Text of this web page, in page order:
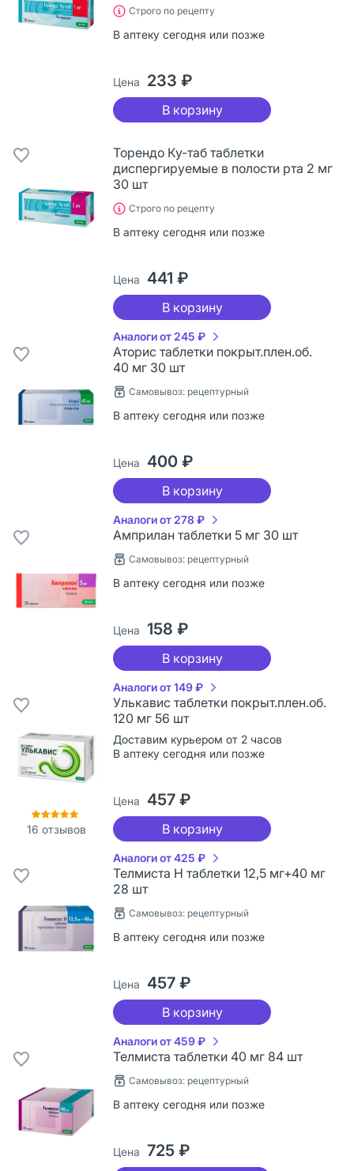
Строго по рецепту
В аптеку сегодня или позже
Цена 233 ₽
В корзину
Торендо Ку-таб таблетки
диспергируемые в полости рта 2 мг
30 шт
Строго по рецепту
В аптеку сегодня или позже
Цена 441 ₽
В корзину
Аналоги от 245 ₽
Аторис таблетки покрыт.плен.об.
40 мг 30 шт
Самовывоз: рецептурный
В аптеку сегодня или позже
Цена 400 ₽
В корзину
Аналоги от 278 ₽
Амприлан таблетки 5 мг 30 шт
Самовывоз: рецептурный
В аптеку сегодня или позже
Цена 158 ₽
В корзину
Аналоги от 149 ₽
16 отзывов
Улькавис таблетки покрыт.плен.об.
120 мг 56 шт
Доставим курьером от 2 часов
В аптеку сегодня или позже
Цена 457 ₽
В корзину
Аналоги от 425 ₽
Телмиста Н таблетки 12,5 мг+40 мг
28 шт
Самовывоз: рецептурный
В аптеку сегодня или позже
Цена 457 ₽
В корзину
Аналоги от 459 ₽
Телмиста таблетки 40 мг 84 шт
Самовывоз: рецептурный
В аптеку сегодня или позже
Цена 725 ₽